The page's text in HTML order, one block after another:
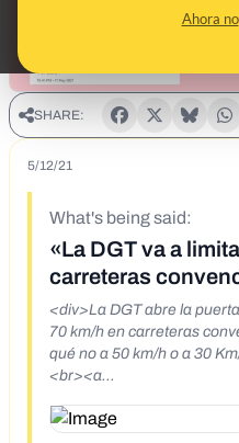
Ahora no
SHARE:
5/12/21
What's being said:
«La DGT va a
carreteras
<div>La DGT abre la
70 km/h en carreteras
qué no a 50 km/h o a 30
<br><a
@DGTes</a> ya no sabéis